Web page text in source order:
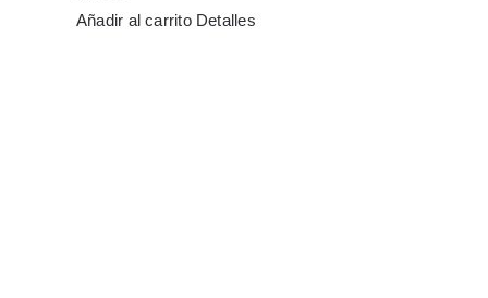
Añadir al carrito Detalles